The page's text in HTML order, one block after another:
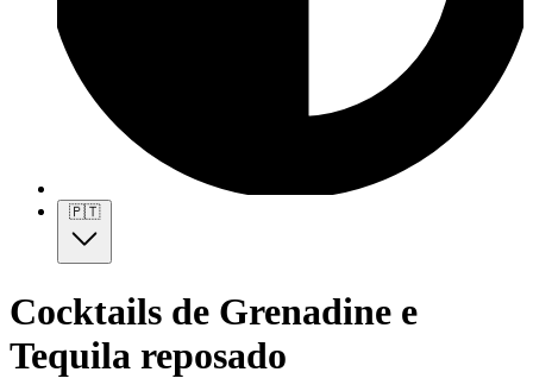
🇵🇹
Cocktails de Grenadine e
Tequila reposado